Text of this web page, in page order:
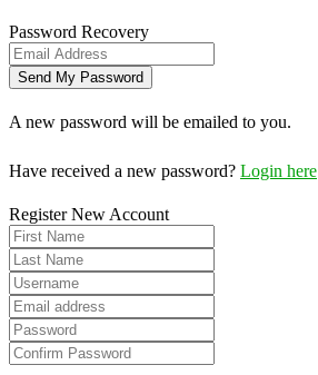
Password Recovery
A new password will be emailed to you.
Have received a new password? Login here
Register New Account